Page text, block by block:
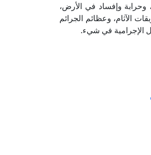
وحرابة وإفساد في الأرض،
الآثام، وعظائم الجرائم
الإجرامية في شيء.